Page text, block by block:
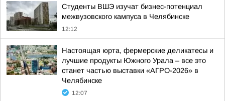
Студенты ВШЭ изучат бизнес-потенциал
межвузовского кампуса в Челябинске
12:12
Настоящая юрта, фермерские деликатесы и
лучшие продукты Южного Урала – все это
станет частью выставки «АГРО-2026» в
Челябинске
12:07